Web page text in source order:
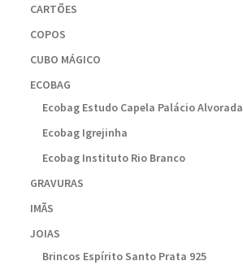
CARTÕES
COPOS
CUBO MÁGICO
ECOBAG
Ecobag Estudo Capela Palácio Alvorada
Ecobag Igrejinha
Ecobag Instituto Rio Branco
GRAVURAS
IMÃS
JOIAS
Brincos Espírito Santo Prata 925